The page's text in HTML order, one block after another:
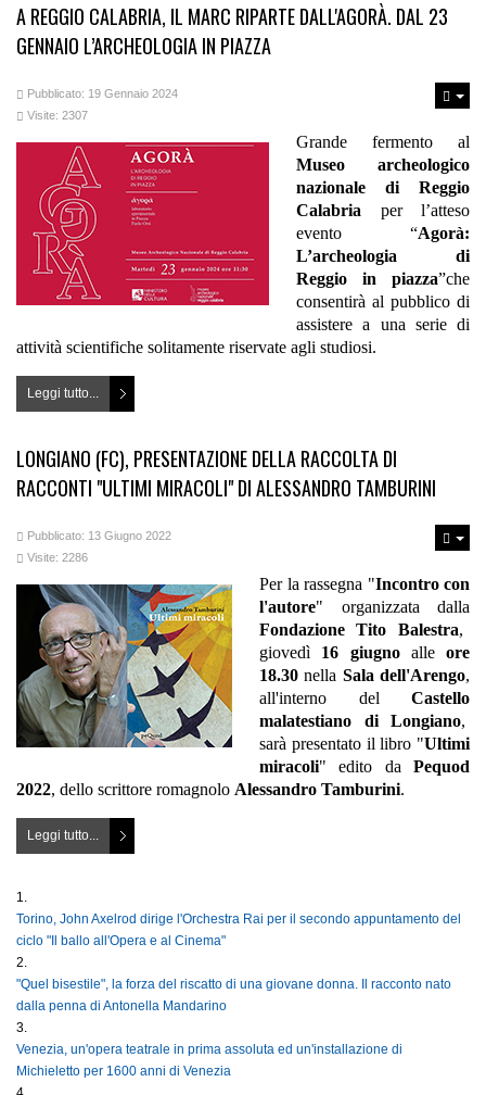
A REGGIO CALABRIA, IL MARC RIPARTE DALL'AGORÀ. DAL 23
GENNAIO L’ARCHEOLOGIA IN PIAZZA
Pubblicato: 19 Gennaio 2024
Visite: 2307
Grande fermento al
Museo archeologico
nazionale di Reggio
Calabria per l’atteso
evento “Agorà:
L’archeologia di
Reggio in piazza”che
consentirà al pubblico di
assistere a una serie di
attività scientifiche solitamente riservate agli studiosi.
Leggi tutto...
LONGIANO (FC), PRESENTAZIONE DELLA RACCOLTA DI
RACCONTI "ULTIMI MIRACOLI" DI ALESSANDRO TAMBURINI
Pubblicato: 13 Giugno 2022
Visite: 2286
Per la rassegna "Incontro con
l'autore" organizzata dalla
Fondazione Tito Balestra,
giovedì 16 giugnoalle ore
18.30 nella Sala dell'Arengo,
all'interno del Castello
malatestiano di Longiano,
sarà presentato il libro "Ultimi
miracoli" edito da Pequod
2022, dello scrittore romagnolo Alessandro Tamburini.
Leggi tutto...
Torino, John Axelrod dirige l'Orchestra Rai per il secondo appuntamento del
ciclo "Il ballo all'Opera e al Cinema"
"Quel bisestile", la forza del riscatto di una giovane donna. Il racconto nato
dalla penna di Antonella Mandarino
Venezia, un'opera teatrale in prima assoluta ed un'installazione di
Michieletto per 1600 anni di Venezia